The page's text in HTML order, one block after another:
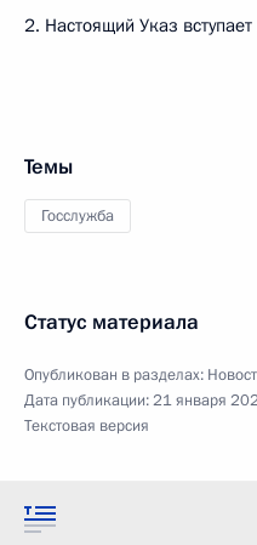
2. Настоящий Указ
Темы
Госслужба
Статус материала
Опубликован в разделах:
Дата публикации:21 января
Текстовая версия